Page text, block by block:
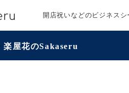
開店祝いなどのビジネスシ
楽屋花のSakaseru